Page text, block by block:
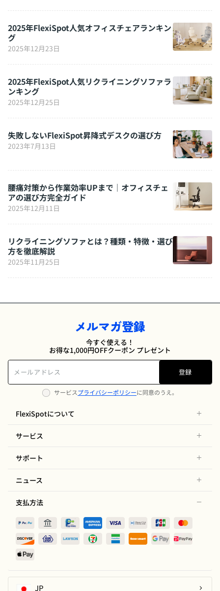
2025年FlexiSpot人気オフィスチェアランキン
グ
2025年12月23日
2025年FlexiSpot人気リクライニングソファラ
ンキング
2025年12月25日
失敗しないFlexiSpot昇降式デスクの選び方
2023年7月13日
腰痛対策から作業効率UPまで｜オフィスチェ
アの選び方完全ガイド
2025年12月11日
リクライニングソファとは？種類・特徴・選び
方を徹底解説
2025年11月25日
メルマガ登録
今すぐ使える！
お得な1,000円OFFクーポン プレゼント
登録
サービスプライバシーポリシーに同意のうえ。
FlexiSpotについて
サービス
サポート
ニュース
支払方法
JP